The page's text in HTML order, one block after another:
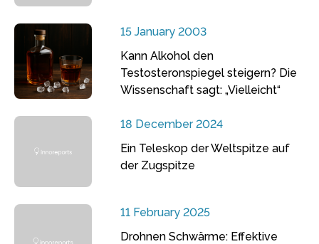
15 January 2003
Kann Alkohol den
Testosteronspiegel steigern? Die
Wissenschaft sagt: „Vielleicht“
18 December 2024
Ein Teleskop der Weltspitze auf
der Zugspitze
11 February 2025
Drohnen Schwärme: Effektive